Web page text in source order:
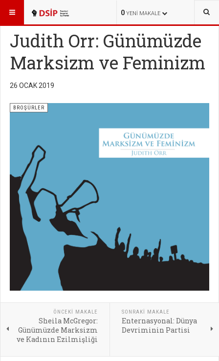
0 YENI MAKALE
BURADASINIZ: KÜTÜPHANE BROŞÜRLER
Judith Orr: Günümüzde
Marksizm ve Feminizm
26 OCAK 2019
BROŞÜRLER
ÖNCEKI MAKALE
Sheila McGregor:
Günümüzde Marksizm
ve Kadının Ezilmişliği
SONRAKI MAKALE
Enternasyonal: Dünya
Devriminin Partisi